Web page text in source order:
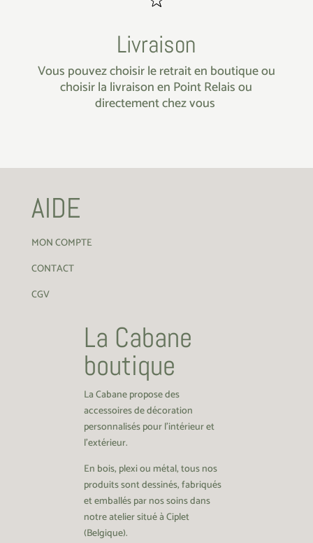
Livraison
Vous pouvez choisir le retrait en boutique ou
choisir la livraison en Point Relais ou
directement chez vous
AIDE
MON COMPTE
CONTACT
CGV
La Cabane
boutique
La Cabane propose des
accessoires de décoration
personnalisés pour l’intérieur et
l’extérieur.
En bois, plexi ou métal, tous nos
produits sont dessinés, fabriqués
et emballés par nos soins dans
notre atelier situé à Ciplet
(Belgique).